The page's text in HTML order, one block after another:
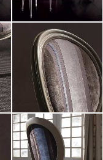
ZOOM
ZOOM